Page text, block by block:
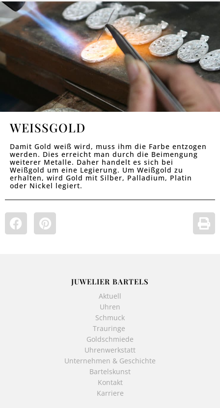
WEISSGOLD
Damit Gold weiß wird, muss ihm die Farbe entzogen
werden. Dies erreicht man durch die Beimengung
weiterer Metalle. Daher handelt es sich bei
Weißgold um eine Legierung. Um Weißgold zu
erhalten, wird Gold mit Silber, Palladium, Platin
oder Nickel legiert.
JUWELIER BARTELS
Aktuell
Uhren
Schmuck
Trauringe
Goldschmiede
Uhrenwerkstatt
Unternehmen & Geschichte
Bartelskunst
Kontakt
Karriere